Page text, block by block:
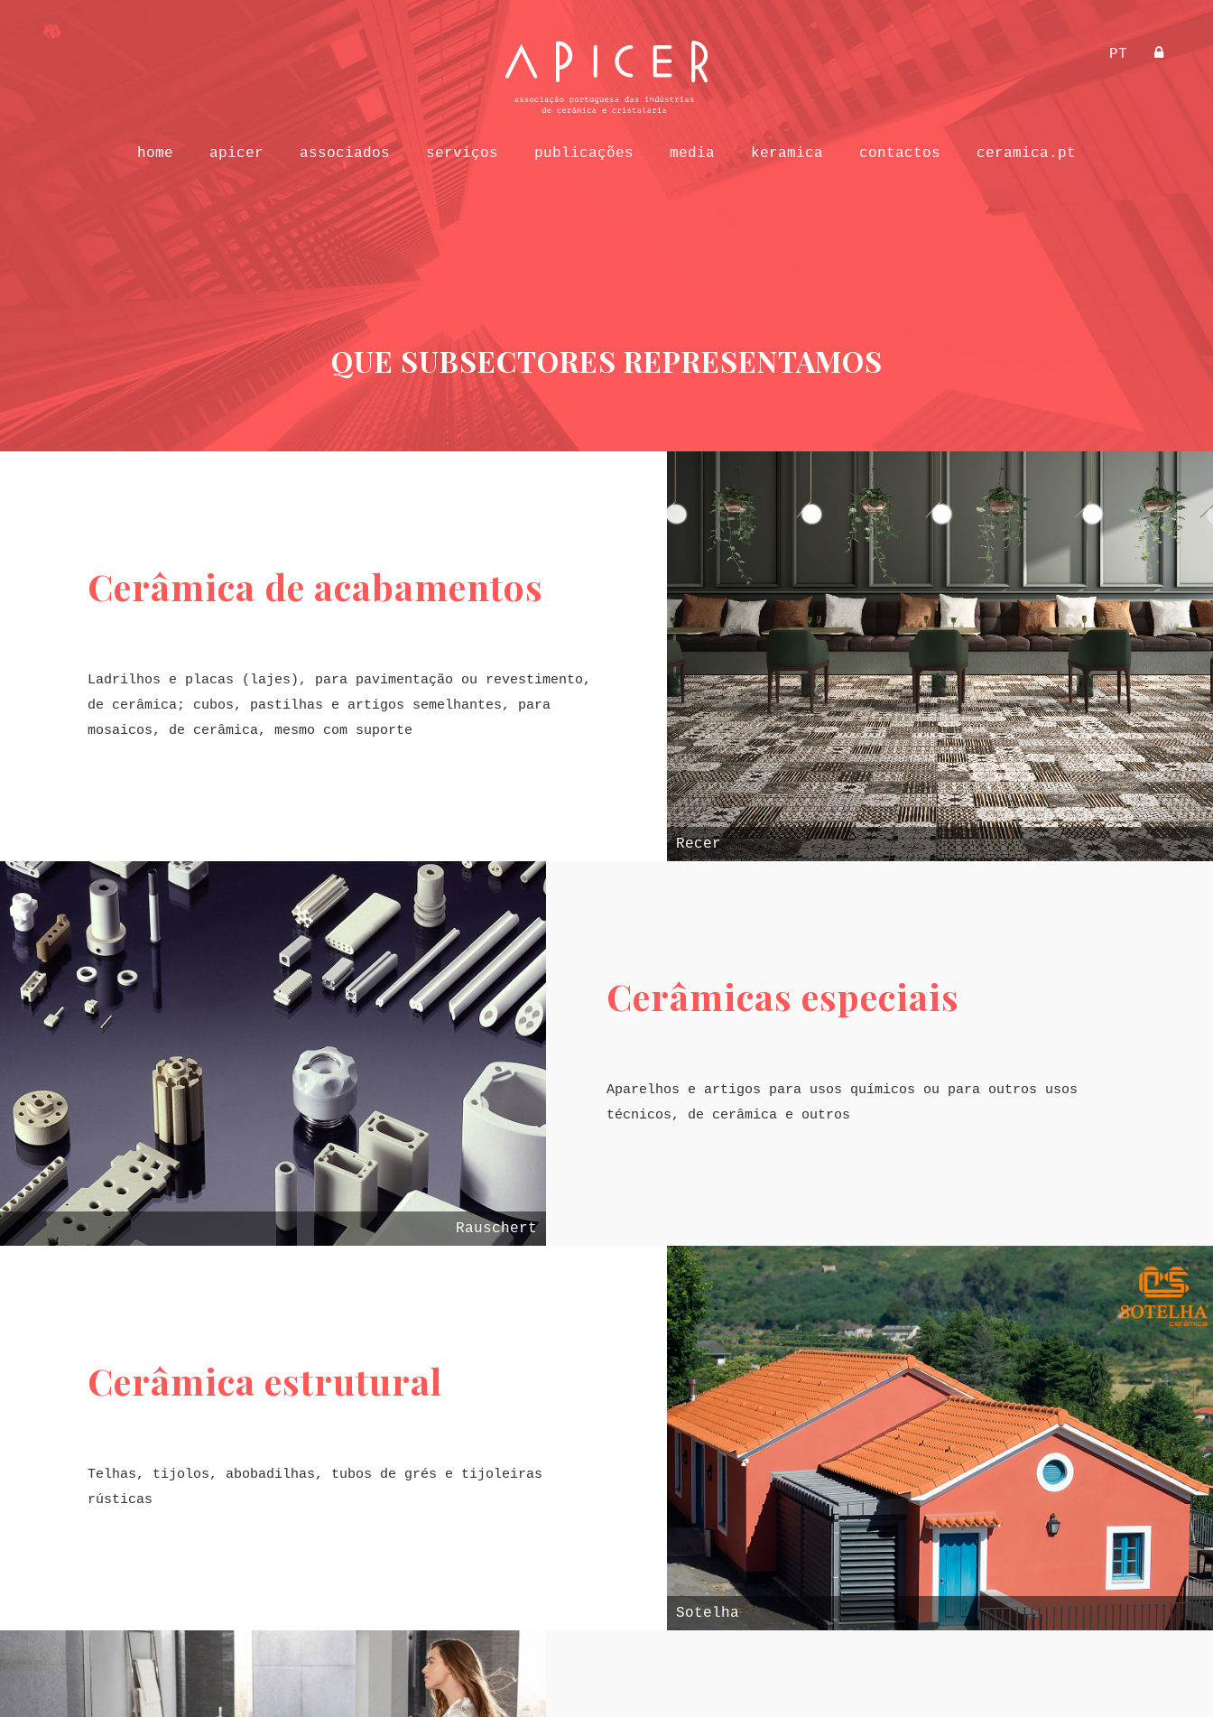
PT
home apicer associados serviços publicações media keramica contactos ceramica.pt
QUE SUBSECTORES REPRESENTAMOS
Cerâmica de acabamentos
Ladrilhos e placas (lajes), para pavimentação ou revestimento,
de cerâmica; cubos, pastilhas e artigos semelhantes, para
mosaicos, de cerâmica, mesmo com suporte
Recer
Cerâmicas especiais
Aparelhos e artigos para usos químicos ou para outros usos
técnicos, de cerâmica e outros
Rauschert
Cerâmica estrutural
Telhas, tijolos, abobadilhas, tubos de grés e tijoleiras
rústicas
Sotelha